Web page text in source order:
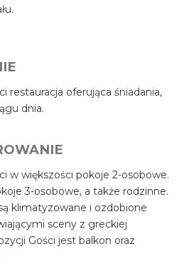
restauracja oferująca śniadania,
dnia.
w większości pokoje 2-osobowe.
3-osobowe, a także rodzinne.
klimatyzowane i ozdobione
sceny z greckiej
Gości jest balkon oraz